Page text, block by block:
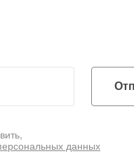
данных